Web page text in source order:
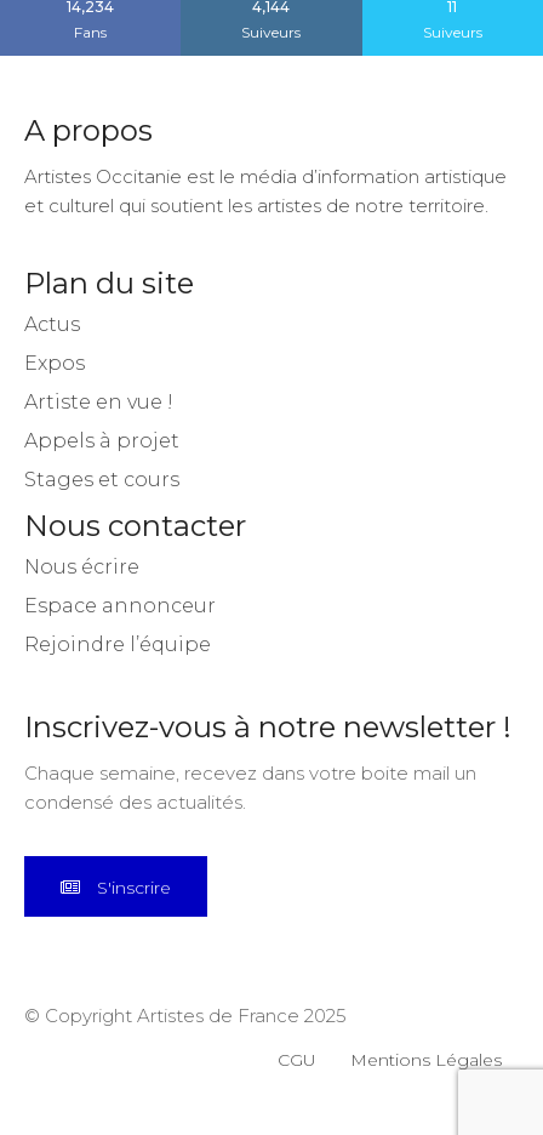
14,234
Fans
4,144
Suiveurs
11
Suiveurs
A propos
Artistes Occitanie est le média d’information artistique
et culturel qui soutient les artistes de notre territoire.
Plan du site
Actus
Expos
Artiste en vue !
Appels à projet
Stages et cours
Nous contacter
Nous écrire
Espace annonceur
Rejoindre l’équipe
Inscrivez-vous à notre newsletter !
Chaque semaine, recevez dans votre boite mail un
condensé des actualités.
S'inscrire
© Copyright Artistes de France 2025
CGU Mentions Légales